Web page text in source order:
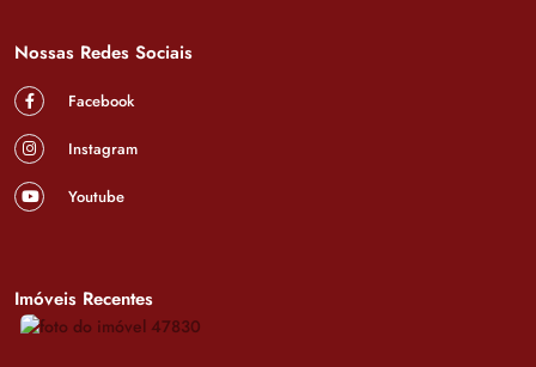
Nossas Redes Sociais
Facebook
Instagram
Youtube
Imóveis Recentes